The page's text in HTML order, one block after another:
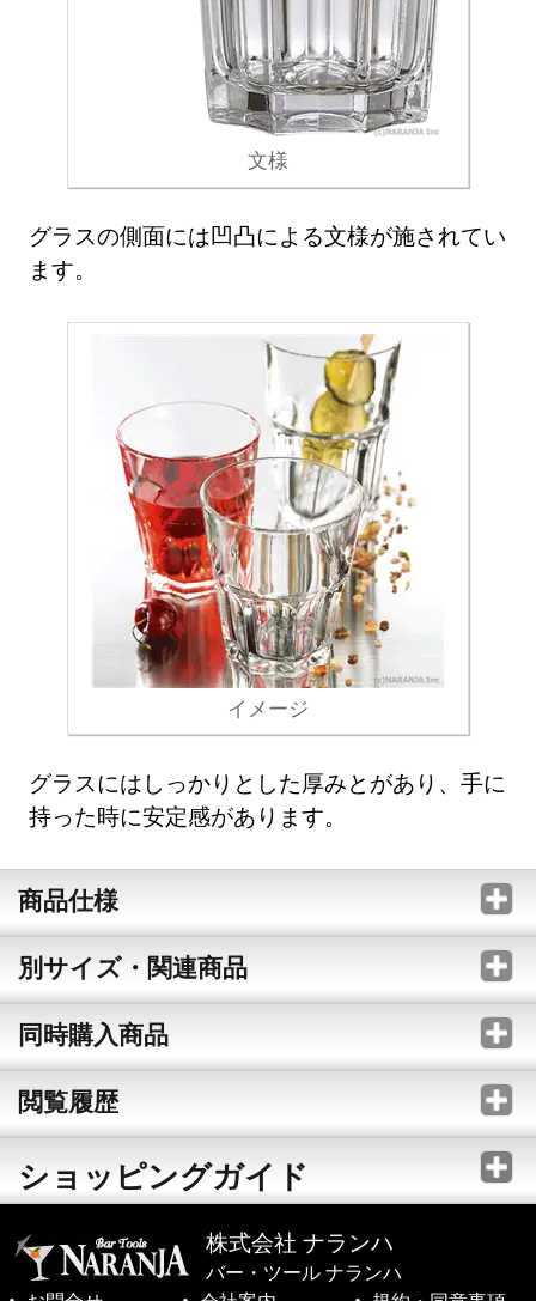
文様
グラスの側面には凹凸による文様が施されてい
ます。
イメージ
グラスにはしっかりとした厚みとがあり、手に
持った時に安定感があります。
商品仕様
別サイズ・関連商品
同時購入商品
閲覧履歴
ショッピングガイド
株式会社 ナランハ
バー・ツール ナランハ